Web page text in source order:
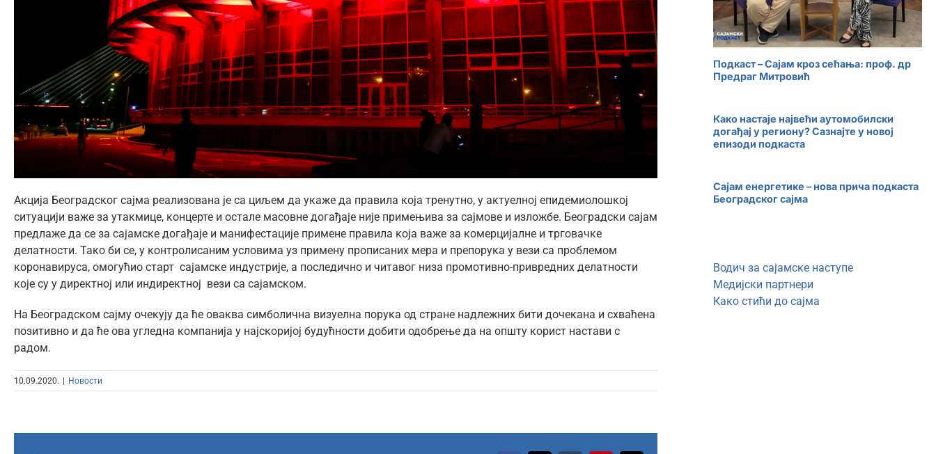
Акција Београдског сајма реализована је са циљем да укаже да правила која тренутно, у актуелној епидемиолошкој
ситуацији важе за утакмице, концерте и остале масовне догађаје није примењива за сајмове и изложбе. Београдски сајам
предлаже да се за сајамске догађаје и манифестације примене правила која важе за комерцијалне и трговачке
делатности. Тако би се, у контролисаним условима уз примену прописаних мера и препорука у вези са проблемом
коронавируса, омогућио старт сајамске индустрије, а последично и читавог низа промотивно-привредних делатности
које су у директној или индиректној вези са сајамском.
На Београдском сајму очекују да ће оваква симболична визуелна порука од стране надлежних бити дочекана и схваћена
позитивно и да ће ова угледна компанија у најскоријој будућности добити одобрење да на општу корист настави с
радом.
10.09.2020. | Новости
Подкаст – Сајам кроз сећања: проф. др
Предраг Митровић
Како настаје највећи аутомобилски
догађај у региону? Сазнајте у новој
епизоди подкаста
Сајам енергетике – нова прича подкаста
Београдског сајма
Водич за сајамске наступе
Медијски партнери
Како стићи до сајма